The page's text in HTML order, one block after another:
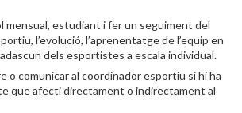
mensual, estudiant i fer un seguiment del
l’evolució, l’aprenentatge de l’equip en
dels esportistes a escala individual.
o comunicar al coordinador esportiu si hi ha
que afecti directament o indirectament al